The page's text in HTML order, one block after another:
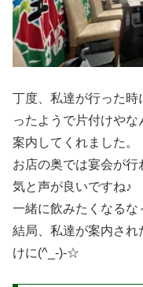
丁度、私達が行った
ったようで片付けや
案内してくれました。
お店の奥では宴会が行
気と声が良いですね♪
一緒に飲みたくなるな
結局、私達が案内さ
けに(^_-)-☆